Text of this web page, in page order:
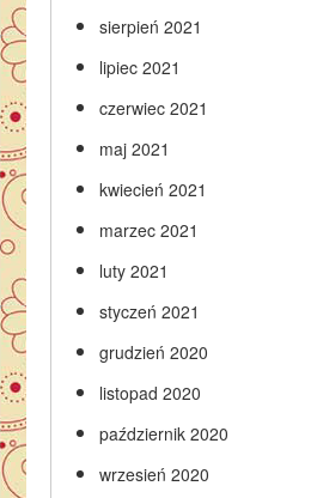
sierpień 2021
lipiec 2021
czerwiec 2021
maj 2021
kwiecień 2021
marzec 2021
luty 2021
styczeń 2021
grudzień 2020
listopad 2020
październik 2020
wrzesień 2020